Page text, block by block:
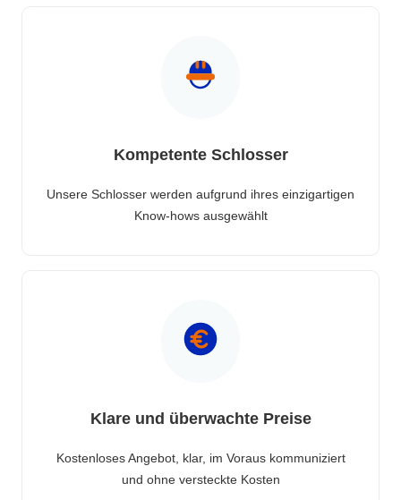
Kompetente Schlosser
Unsere Schlosser werden aufgrund ihres einzigartigen
Know-hows ausgewählt
Klare und überwachte Preise
Kostenloses Angebot, klar, im Voraus kommuniziert
und ohne versteckte Kosten